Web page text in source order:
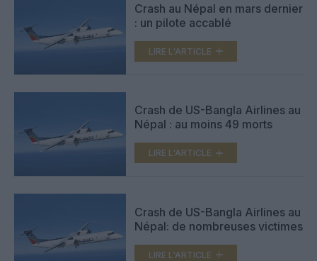
Crash au Népal en mars dernier
: un pilote accablé
LIRE L'ARTICLE
Crash de US-Bangla Airlines au
Népal : au moins 49 morts
LIRE L'ARTICLE
Crash de US-Bangla Airlines au
Népal: de nombreuses victimes
LIRE L'ARTICLE